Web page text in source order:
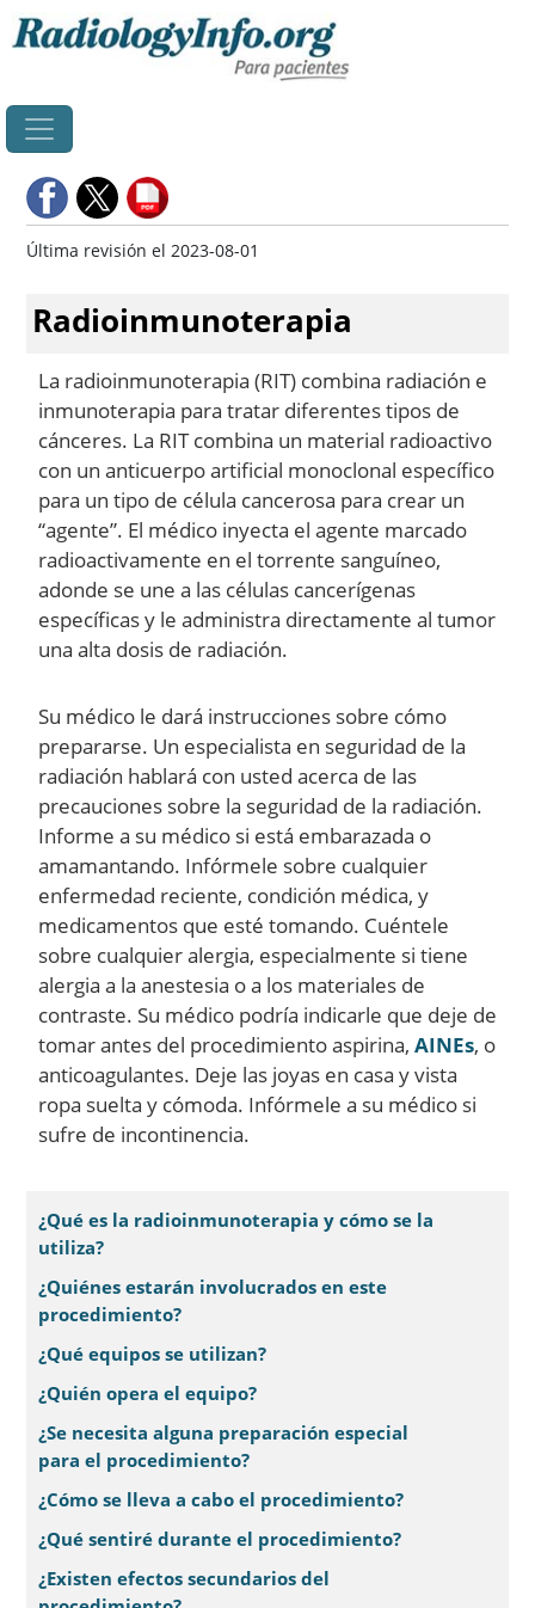
Última revisión el 2023-08-01
Radioinmunoterapia
La radioinmunoterapia (RIT) combina radiación e
inmunoterapia para tratar diferentes tipos de
cánceres. La RIT combina un material radioactivo
con un anticuerpo artificial monoclonal específico
para un tipo de célula cancerosa para crear un
“agente”. El médico inyecta el agente marcado
radioactivamente en el torrente sanguíneo,
adonde se une a las células cancerígenas
específicas y le administra directamente al tumor
una alta dosis de radiación.
Su médico le dará instrucciones sobre cómo
prepararse. Un especialista en seguridad de la
radiación hablará con usted acerca de las
precauciones sobre la seguridad de la radiación.
Informe a su médico si está embarazada o
amamantando. Infórmele sobre cualquier
enfermedad reciente, condición médica, y
medicamentos que esté tomando. Cuéntele
sobre cualquier alergia, especialmente si tiene
alergia a la anestesia o a los materiales de
contraste. Su médico podría indicarle que deje de
tomar antes del procedimiento aspirina, AINEs, o
anticoagulantes. Deje las joyas en casa y vista
ropa suelta y cómoda. Infórmele a su médico si
sufre de incontinencia.
¿Qué es la radioinmunoterapia y cómo se la
utiliza?
¿Quiénes estarán involucrados en este
procedimiento?
¿Qué equipos se utilizan?
¿Quién opera el equipo?
¿Se necesita alguna preparación especial
para el procedimiento?
¿Cómo se lleva a cabo el procedimiento?
¿Qué sentiré durante el procedimiento?
¿Existen efectos secundarios del